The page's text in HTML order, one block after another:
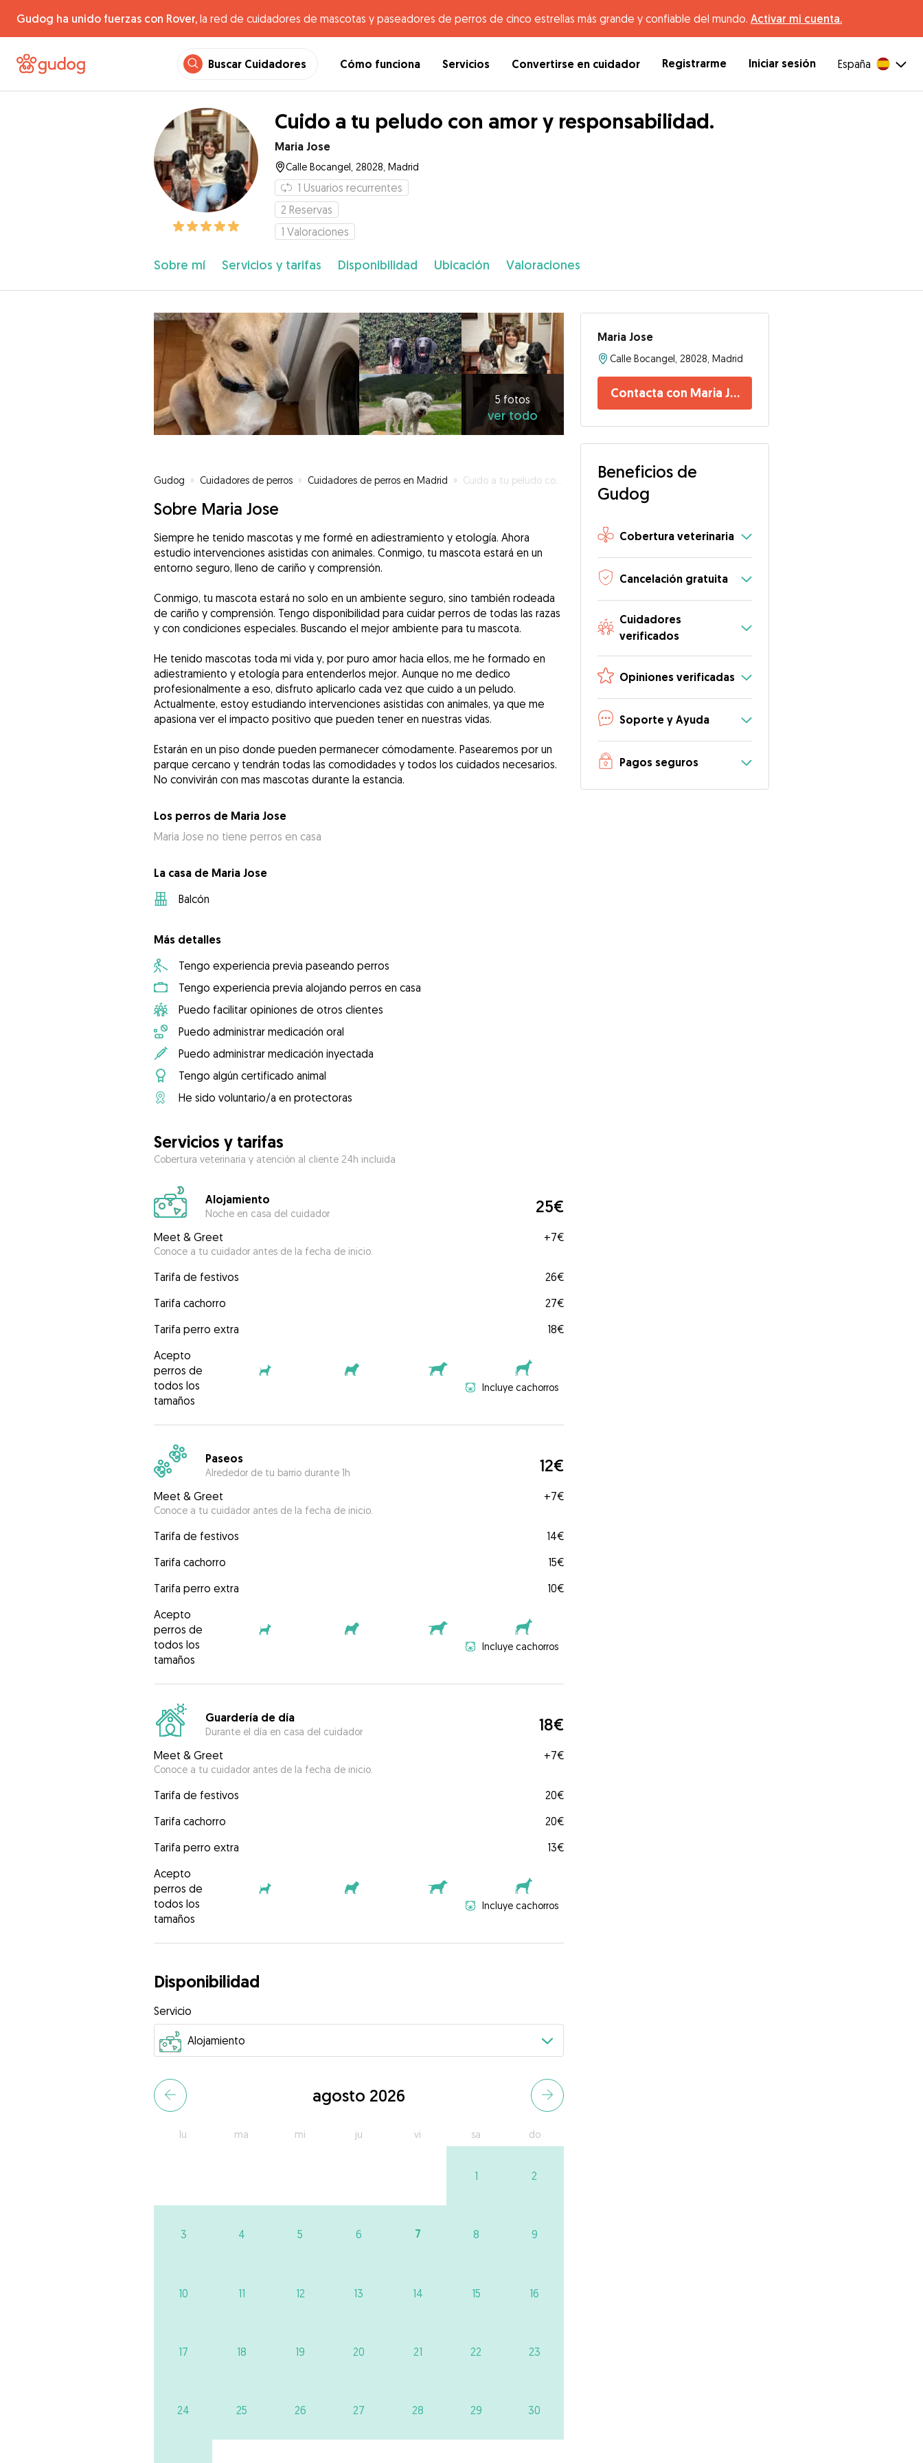
Gudog ha unido fuerzas con Rover, la red de cuidadores de mascotas y paseadores de perros de cinco estrellas más grande y confiable del mundo. Activar mi cuenta.
Buscar Cuidadores Cómo funciona Servicios Convertirse en cuidador Registrarme Iniciar sesión España
Cuido a tu peludo con amor y responsabilidad.
Maria Jose
Calle Bocangel, 28028, Madrid
1 Usuarios recurrentes
2 Reservas
1 Valoraciones
Sobre mí Servicios y tarifas Disponibilidad Ubicación Valoraciones
5 fotos
ver todo
Gudog » Cuidadores de perros » Cuidadores de perros en Madrid » Cuido a tu peludo con amor y responsabilidad.
Sobre Maria Jose
Siempre he tenido mascotas y me formé en adiestramiento y etología. Ahora
estudio intervenciones asistidas con animales. Conmigo, tu mascota estará en un
entorno seguro, lleno de cariño y comprensión.
Conmigo, tu mascota estará no solo en un ambiente seguro, sino también rodeada
de cariño y comprensión. Tengo disponibilidad para cuidar perros de todas las razas
y con condiciones especiales. Buscando el mejor ambiente para tu mascota.
He tenido mascotas toda mi vida y, por puro amor hacia ellos, me he formado en
adiestramiento y etología para entenderlos mejor. Aunque no me dedico
profesionalmente a eso, disfruto aplicarlo cada vez que cuido a un peludo.
Actualmente, estoy estudiando intervenciones asistidas con animales, ya que me
apasiona ver el impacto positivo que pueden tener en nuestras vidas.
Estarán en un piso donde pueden permanecer cómodamente. Pasearemos por un
parque cercano y tendrán todas las comodidades y todos los cuidados necesarios.
No convivirán con mas mascotas durante la estancia.
Los perros de Maria Jose
Maria Jose no tiene perros en casa
La casa de Maria Jose
Balcón
Más detalles
Tengo experiencia previa paseando perros
Tengo experiencia previa alojando perros en casa
Puedo facilitar opiniones de otros clientes
Puedo administrar medicación oral
Puedo administrar medicación inyectada
Tengo algún certificado animal
He sido voluntario/a en protectoras
Servicios y tarifas
Cobertura veterinaria y atención al cliente 24h incluida
Alojamiento
Noche en casa del cuidador 25€
Meet & Greet
Conoce a tu cuidador antes de la fecha de inicio.
+7€
Tarifa de festivos
26€
Tarifa cachorro
27€
Tarifa perro extra
18€
Acepto
perros de
todos los
tamaños
Incluye cachorros
Paseos
Alrededor de tu barrio durante 1h 12€
Meet & Greet
Conoce a tu cuidador antes de la fecha de inicio.
+7€
Tarifa de festivos
14€
Tarifa cachorro
15€
Tarifa perro extra
10€
Acepto
perros de
todos los
tamaños
Incluye cachorros
Guardería de día
Durante el día en casa del cuidador 18€
Meet & Greet
Conoce a tu cuidador antes de la fecha de inicio.
+7€
Tarifa de festivos
20€
Tarifa cachorro
20€
Tarifa perro extra
13€
Acepto
perros de
todos los
tamaños
Incluye cachorros
Disponibilidad
Servicio
agosto 2026
lu ma mi ju vi sa do
1 2
3 4 5 6 7 8 9
10 11 12 13 14 15 16
17 18 19 20 21 22 23
24 25 26 27 28 29 30
Maria Jose
Calle Bocangel, 28028, Madrid
Contacta con Maria Jose
Beneficios de
Gudog
Cobertura veterinaria
Cancelación gratuita
Cuidadores
verificados
Opiniones verificadas
Soporte y Ayuda
Pagos seguros